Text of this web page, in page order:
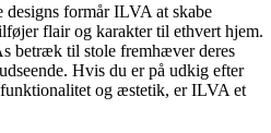
formår ILVA at skabe
flair og karakter til ethvert hjem.
betræk til stole fremhæver deres
Hvis du er på udkig efter
og æstetik, er ILVA et